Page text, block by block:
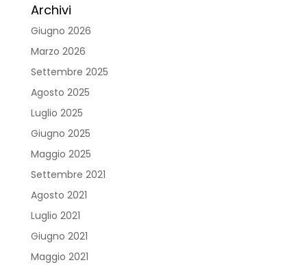
Archivi
Giugno 2026
Marzo 2026
Settembre 2025
Agosto 2025
Luglio 2025
Giugno 2025
Maggio 2025
Settembre 2021
Agosto 2021
Luglio 2021
Giugno 2021
Maggio 2021